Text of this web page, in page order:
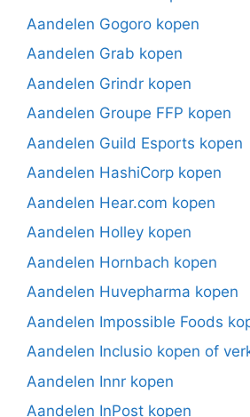
Aandelen Gogoro kopen
Aandelen Grab kopen
Aandelen Grindr kopen
Aandelen Groupe FFP kopen
Aandelen Guild Esports kopen
Aandelen HashiCorp kopen
Aandelen Hear.com kopen
Aandelen Holley kopen
Aandelen Hornbach kopen
Aandelen Huvepharma kopen
Aandelen Impossible Foods
Aandelen Inclusio kopen of
Aandelen Innr kopen
Aandelen InPost kopen